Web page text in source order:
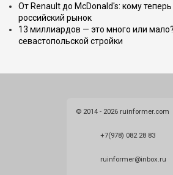
От Renault до McDonald's: кому
российский рынок
13 миллиардов — это много или
севастопольской стройки
© 2014 - 2026 ruinformer.com
+7(978) 082 28 83
ruinformer@inbox.ru